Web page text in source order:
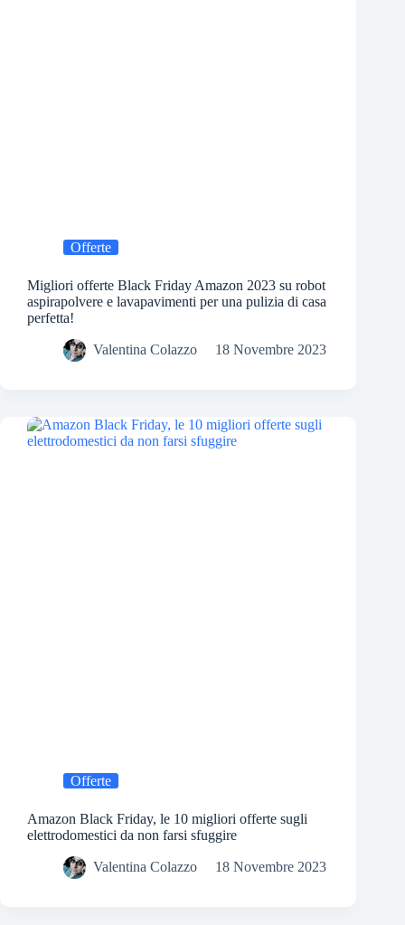
Offerte
Migliori offerte Black Friday Amazon 2023 su robot
aspirapolvere e lavapavimenti per una pulizia di casa
perfetta!
Valentina Colazzo 18 Novembre 2023
Offerte
Amazon Black Friday, le 10 migliori offerte sugli
elettrodomestici da non farsi sfuggire
Valentina Colazzo 18 Novembre 2023